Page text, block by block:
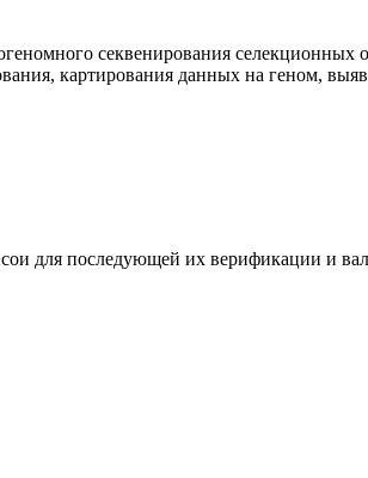
секвенирования
картирования данных на геном,
для последующей их верификации и